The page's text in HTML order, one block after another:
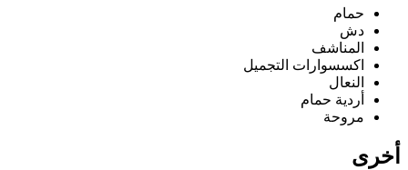
حمام
دش
المناشف
اكسسوارات التجميل
النعال
أردية حمام
مروحة
أخرى